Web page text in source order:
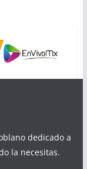
dedicado a
la necesitas.